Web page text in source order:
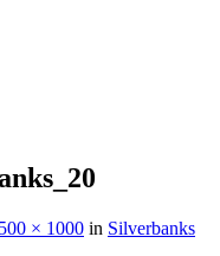
× 1000 in Silverbanks